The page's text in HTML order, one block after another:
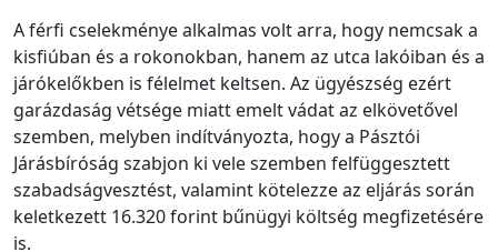
A férfi cselekménye alkalmas volt arra, hogy nemcsak a
kisfiúban és a rokonokban, hanem az utca lakóiban és a
járókelőkben is félelmet keltsen. Az ügyészség ezért
garázdaság vétsége miatt emelt vádat az elkövetővel
szemben, melyben indítványozta, hogy a Pásztói
Járásbíróság szabjon ki vele szemben felfüggesztett
szabadságvesztést, valamint kötelezze az eljárás során
keletkezett 16.320 forint bűnügyi költség megfizetésére
is.